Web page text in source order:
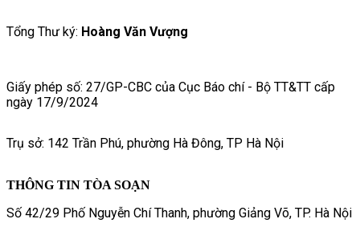
Tổng Thư ký: Hoàng Văn Vượng
Giấy phép số: 27/GP-CBC của Cục Báo chí - Bộ TT&TT cấp
ngày 17/9/2024
Trụ sở: 142 Trần Phú, phường Hà Đông, TP Hà Nội
THÔNG TIN TÒA SOẠN
Số 42/29 Phố Nguyễn Chí Thanh, phường Giảng Võ, TP. Hà Nội